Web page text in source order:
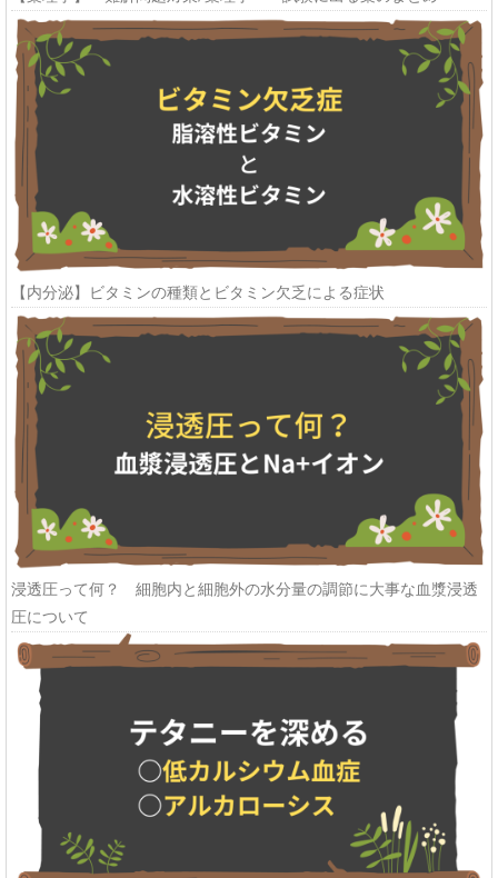
【内分泌】ビタミンの種類とビタミン欠乏による症状
浸透圧って何？ 細胞内と細胞外の水分量の調節に大事な血漿浸透
圧について